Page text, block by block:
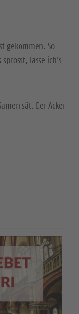
gekommen. So
lasse ich’s
sät. Der Acker